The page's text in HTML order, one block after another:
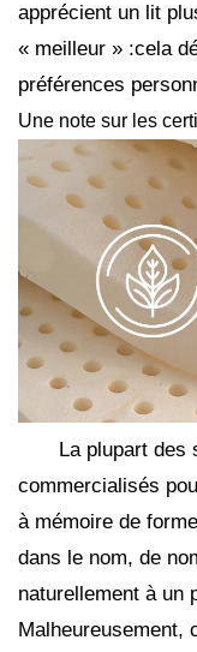
apprécient un lit
« meilleur » :cela
préférences
Une note sur les
La plupart des
commercialisés
à mémoire de
dans le nom, de
naturellement à un
Malheureusement,